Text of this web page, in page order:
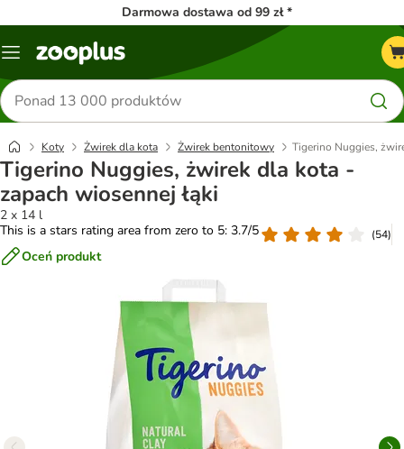
Darmowa dostawa od 99 zł *
Menu
Szukaj
produktów
Koty Żwirek dla kota Żwirek bentonitowy Tigerino Nuggies,
Tigerino Nuggies, żwirek dla kota -
zapach wiosennej łąki
2 x 14 l
This is a stars rating area from zero to 5: 3.7/5
(54)
Oceń produkt